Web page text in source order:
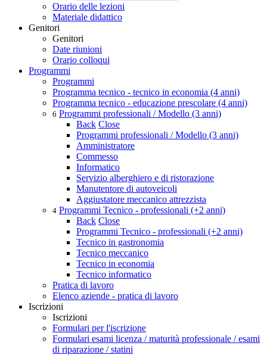
Orario delle lezioni
Materiale didattico
Genitori
Genitori
Date riunioni
Orario colloqui
Programmi
Programmi
Programma tecnico - tecnico in economia (4 anni)
Programma tecnico - educazione prescolare (4 anni)
6 Programmi professionali / Modello (3 anni)
Back Close
Programmi professionali / Modello (3 anni)
Amministratore
Commesso
Informatico
Servizio alberghiero e di ristorazione
Manutentore di autoveicoli
Aggiustatore meccanico attrezzista
4 Programmi Tecnico - professionali (+2 anni)
Back Close
Programmi Tecnico - professionali (+2 anni)
Tecnico in gastronomia
Tecnico meccanico
Tecnico in economia
Tecnico informatico
Pratica di lavoro
Elenco aziende - pratica di lavoro
Iscrizioni
Iscrizioni
Formulari per l'iscrizione
Formulari esami licenza / maturità professionale / esami
di riparazione / statini